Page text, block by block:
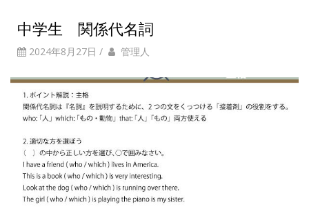
中学生 関係代名詞
2024年8月27日 / 管理人